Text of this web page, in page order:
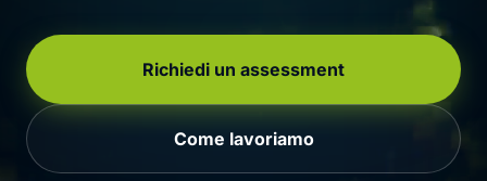
Richiedi un assessment
Come lavoriamo